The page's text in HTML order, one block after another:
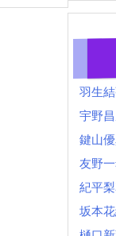
羽生
宇野
鍵山
友野
紀平
坂本